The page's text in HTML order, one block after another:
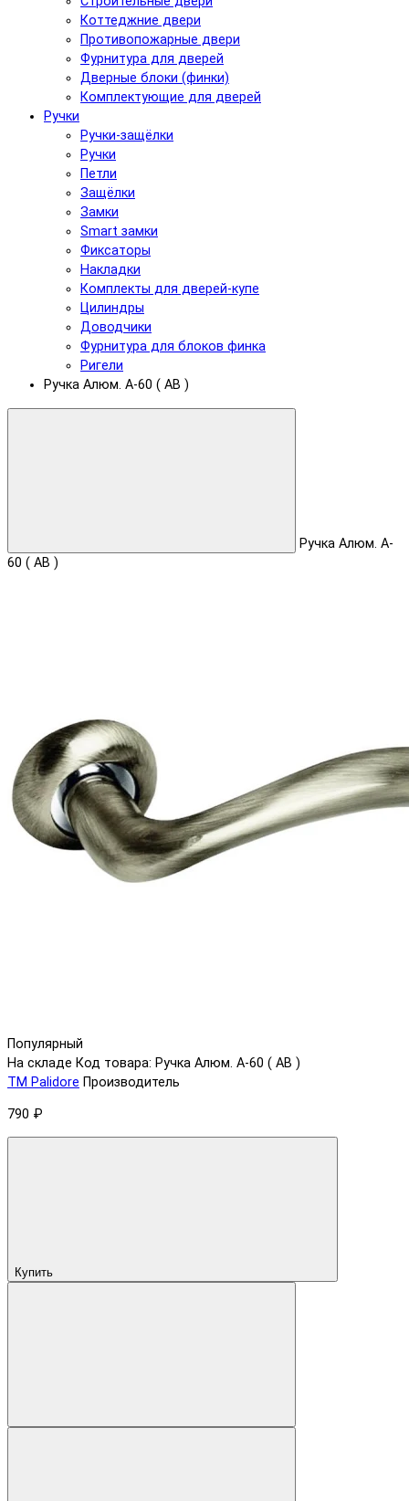
Коттеджние двери
Противопожарные двери
Фурнитура для дверей
Дверные блоки (финки)
Комплектующие для дверей
Ручки
Ручки-защёлки
Ручки
Петли
Защёлки
Замки
Smart замки
Фиксаторы
Накладки
Комплекты для дверей-купе
Цилиндры
Доводчики
Фурнитура для блоков финка
Ригели
Ручка Aлюм. A-60 ( AB )
Ручка Aлюм. A-
60 ( AB )
Популярный
На складе Код товара: Ручка Aлюм. A-60 ( AB )
ТМ Palidore Производитель
790 ₽
Купить